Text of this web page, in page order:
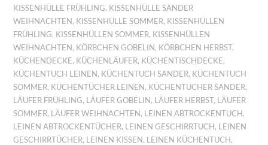
KISSENHÜLLE FRÜHLING, KISSENHÜLLE SANDER
WEIHNACHTEN, KISSENHÜLLE SOMMER, KISSENHÜLLEN
FRÜHLING, KISSENHÜLLEN SOMMER, KISSENHÜLLEN
WEIHNACHTEN, KÖRBCHEN GOBELIN, KÖRBCHEN HERBST,
KÜCHENDECKE, KÜCHENLÄUFER, KÜCHENTISCHDECKE,
KÜCHENTUCH LEINEN, KÜCHENTUCH SANDER, KÜCHENTUCH
SOMMER, KÜCHENTÜCHER LEINEN, KÜCHENTÜCHER SANDER,
LÄUFER FRÜHLING, LÄUFER GOBELIN, LÄUFER HERBST, LÄUFER
SOMMER, LÄUFER WEIHNACHTEN, LEINEN ABTROCKENTUCH,
LEINEN ABTROCKENTÜCHER, LEINEN GESCHIRRTUCH, LEINEN
GESCHIRRTÜCHER, LEINEN KISSEN, LEINEN KÜCHENTUCH,